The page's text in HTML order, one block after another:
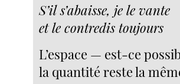
S’il s’abaisse, je le vante
et le contredis toujours
L’espace — est-ce
la quantité reste la